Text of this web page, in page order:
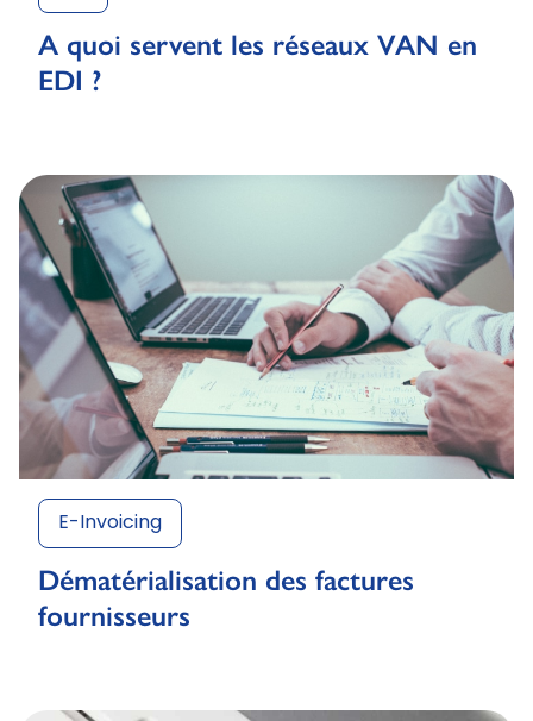
A quoi servent les réseaux VAN en
EDI ?
E-Invoicing
Dématérialisation des factures
fournisseurs